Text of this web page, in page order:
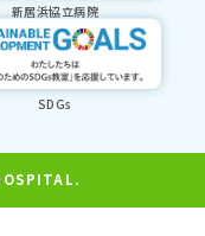
新居浜協立病院
SDGs